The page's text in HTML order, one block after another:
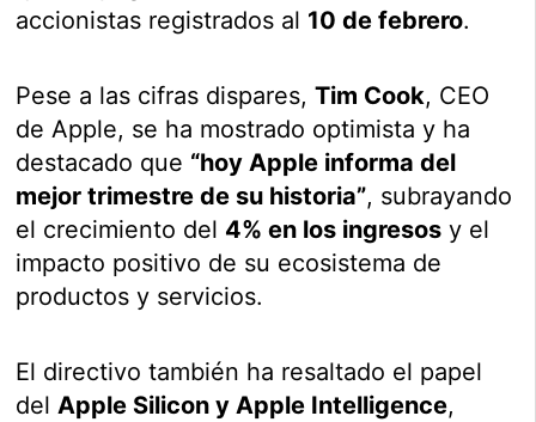
accionistas registrados al 10 de febrero.
Pese a las cifras dispares,Tim Cook, CEO
de Apple, se ha mostrado optimista y ha
destacado que “hoy Apple informa del
mejor trimestre de su historia”, subrayando
el crecimiento del 4% en los ingresos y el
impacto positivo de su ecosistema de
productos y servicios.
El directivo también ha resaltado el papel
delApple Silicon y Apple Intelligence,